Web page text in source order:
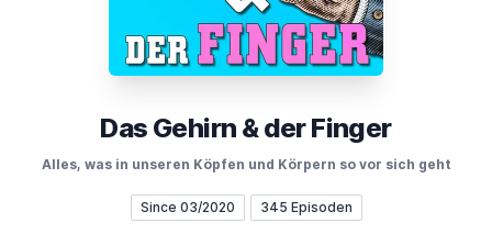
Das Gehirn & der Finger
Alles, was in unseren Köpfen und Körpern so vor sich geht
Since 03/2020 345 Episoden